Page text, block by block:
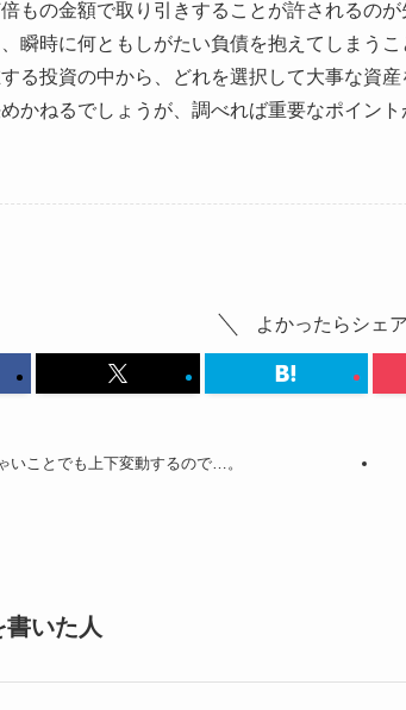
もの金額で取り引きすることが許されるの
瞬時に何ともしがたい負債を抱えてしまう
る投資の中から、どれを選択して大事な資
かねるでしょうが、調べれば重要なポイント
よかったらシェ
いことでも上下変動するので…。
いた人